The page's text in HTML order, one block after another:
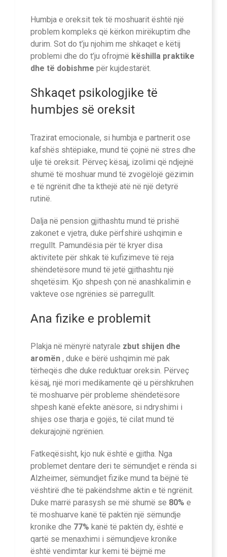
Humbja e oreksit tek të moshuarit është një
problem kompleks që kërkon mirëkuptim dhe
durim. Sot do t’ju njohim me shkaqet e këtij
problemi dhe do t’ju ofrojmë këshilla praktike
dhe të dobishme për kujdestarët.
Shkaqet psikologjike të
humbjes së oreksit
Trazirat emocionale, si humbja e partnerit ose
kafshës shtëpiake, mund të çojnë në stres dhe
ulje të oreksit. Përveç kësaj, izolimi që ndjejnë
shumë të moshuar mund të zvogëlojë gëzimin
e të ngrënit dhe ta kthejë atë në një detyrë
rutinë.
Dalja në pension gjithashtu mund të prishë
zakonet e vjetra, duke përfshirë ushqimin e
rregullt. Pamundësia për të kryer disa
aktivitete për shkak të kufizimeve të reja
shëndetësore mund të jetë gjithashtu një
shqetësim. Kjo shpesh çon në anashkalimin e
vakteve ose ngrënies së parregullt.
Ana fizike e problemit
Plakja në mënyrë natyrale zbut shijen dhe
aromën , duke e bërë ushqimin më pak
tërheqës dhe duke reduktuar oreksin. Përveç
kësaj, një mori medikamente që u përshkruhen
të moshuarve për probleme shëndetësore
shpesh kanë efekte anësore, si ndryshimi i
shijes ose tharja e gojës, të cilat mund të
dekurajojnë ngrënien.
Fatkeqësisht, kjo nuk është e gjitha. Nga
problemet dentare deri te sëmundjet e rënda si
Alzheimer, sëmundjet fizike mund ta bëjnë të
vështirë dhe të pakëndshme aktin e të ngrënit.
Duke marrë parasysh se më shumë se 80% e
të moshuarve kanë të paktën një sëmundje
kronike dhe 77% kanë të paktën dy, është e
qartë se menaxhimi i sëmundjeve kronike
është vendimtar kur kemi të bëjmë me